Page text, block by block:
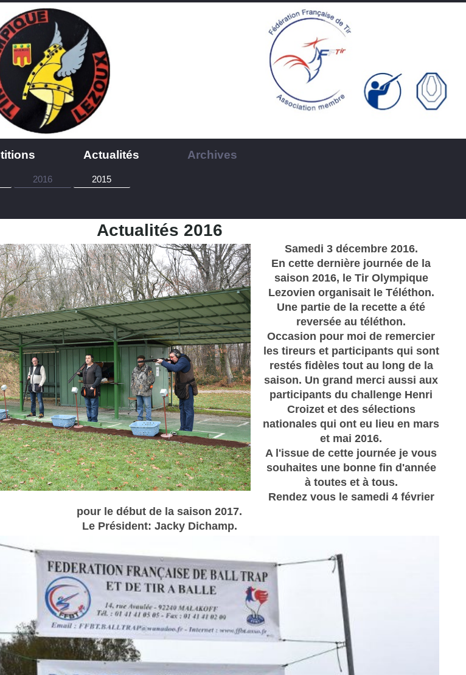
Actualités Archives
2016 2015
Actualités 2016
Samedi 3 décembre 2016.
En cette dernière journée de la
saison 2016, le Tir Olympique
Lezovien organisait le Téléthon.
Une partie de la recette a été
reversée au téléthon.
Occasion pour moi de remercier
les tireurs et participants qui sont
restés fidèles tout au long de la
saison. Un grand merci aussi aux
participants du challenge Henri
Croizet et des sélections
nationales qui ont eu lieu en mars
et mai 2016.
A l'issue de cette journée je vous
souhaites une bonne fin d'année
à toutes et à tous.
Rendez vous le samedi 4 février
pour le début de la saison 2017.
Le Président: Jacky Dichamp.